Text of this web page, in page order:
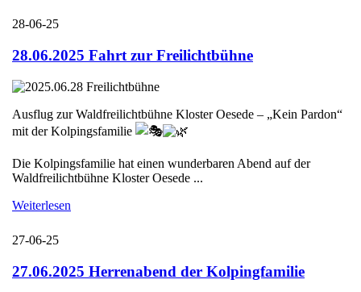
28-06-25
28.06.2025 Fahrt zur Freilichtbühne
Ausflug zur Waldfreilichtbühne Kloster Oesede – „Kein Pardon“
mit der Kolpingsfamilie
Die Kolpingsfamilie hat einen wunderbaren Abend auf der
Waldfreilichtbühne Kloster Oesede ...
Weiterlesen
27-06-25
27.06.2025 Herrenabend der Kolpingfamilie